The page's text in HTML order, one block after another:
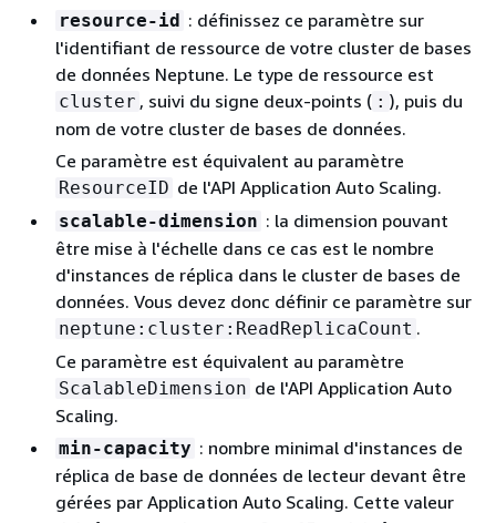
resource-id : définissez ce paramètre sur
l'identifiant de ressource de votre cluster de bases
de données Neptune. Le type de ressource est
cluster , suivi du signe deux-points ( : ), puis du
nom de votre cluster de bases de données.
Ce paramètre est équivalent au paramètre
ResourceID de l'API Application Auto Scaling.
scalable-dimension : la dimension pouvant
être mise à l'échelle dans ce cas est le nombre
d'instances de réplica dans le cluster de bases de
données. Vous devez donc définir ce paramètre sur
neptune:cluster:ReadReplicaCount .
Ce paramètre est équivalent au paramètre
ScalableDimension de l'API Application Auto
Scaling.
min-capacity : nombre minimal d'instances de
réplica de base de données de lecteur devant être
gérées par Application Auto Scaling. Cette valeur